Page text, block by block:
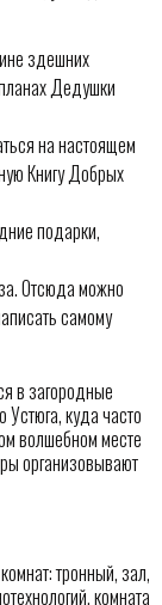
здешних
Дедушки
на настоящем
Книгу Добрых
подарки,
Отсюда можно
самому
в загородные
куда часто
волшебном месте
организовывают
тронный, зал,
комната